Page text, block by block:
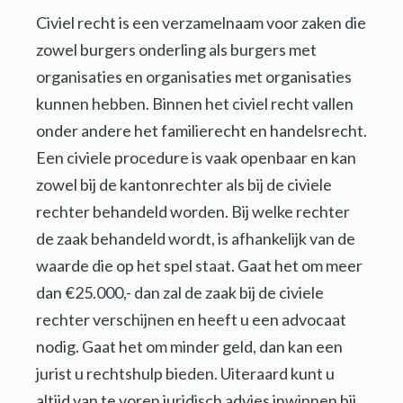
Civiel recht is een verzamelnaam voor zaken die
zowel burgers onderling als burgers met
organisaties en organisaties met organisaties
kunnen hebben. Binnen het civiel recht vallen
onder andere het familierecht en handelsrecht.
Een civiele procedure is vaak openbaar en kan
zowel bij de kantonrechter als bij de civiele
rechter behandeld worden. Bij welke rechter
de zaak behandeld wordt, is afhankelijk van de
waarde die op het spel staat. Gaat het om meer
dan €25.000,- dan zal de zaak bij de civiele
rechter verschijnen en heeft u een advocaat
nodig. Gaat het om minder geld, dan kan een
jurist u rechtshulp bieden. Uiteraard kunt u